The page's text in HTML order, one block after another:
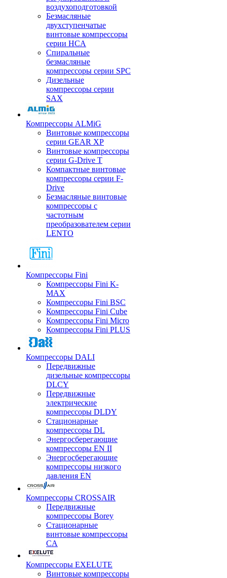
воздухоподготовкой
Безмасляные
двухступенчатые
винтовые компрессоры
серии HCA
Спиральные
безмасляные
компрессоры серии SPC
Дизельные
компрессоры серии
SAX
Компрессоры ALMiG
Винтовые компрессоры
серии GEAR XP
Винтовые компрессоры
серии G-Drive T
Компактные винтовые
компрессоры серии F-
Drive
Безмасляные винтовые
компрессоры с
частотным
преобразователем серии
LENTO
Компрессоры Fini
Компрессоры Fini K-
MAX
Компрессоры Fini BSC
Компрессоры Fini Cube
Компрессоры Fini Micro
Компрессоры Fini PLUS
Компрессоры DALI
Передвижные
дизельные компрессоры
DLCY
Передвижные
электрические
компрессоры DLDY
Стационарные
компрессоры DL
Энергосберегающие
компрессоры EN II
Энергосберегающие
компрессоры низкого
давления EN
Компрессоры CROSSAIR
Передвижные
компрессоры Borey
Стационарные
винтовые компрессоры
CA
Компрессоры EXELUTE
Винтовые компрессоры